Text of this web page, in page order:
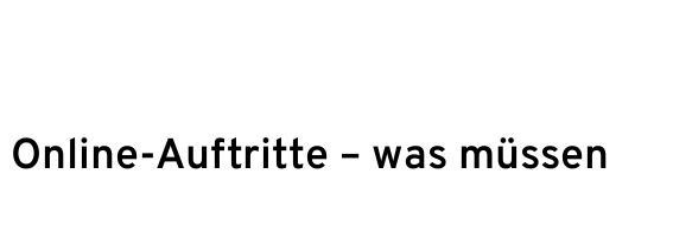
Auftritte – was müssen